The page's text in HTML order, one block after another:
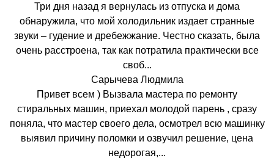
Три дня назад я вернулась из отпуска и дома
обнаружила, что мой холодильник издает странные
звуки – гудение и дребежжание. Честно сказать, была
очень расстроена, так как потратила практически все
своб...
Сарычева Людмила
Привет всем ) Вызвала мастера по ремонту
стиральных машин, приехал молодой парень , сразу
поняла, что мастер своего дела, осмотрел всю машинку
выявил причину поломки и озвучил решение, цена
недорогая,...